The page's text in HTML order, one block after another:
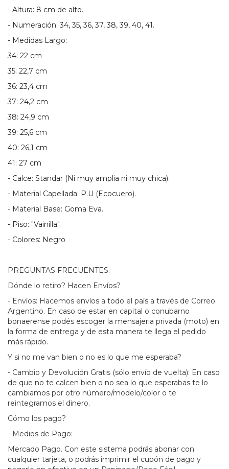
- Altura: 8 cm de alto.
- Numeración: 34, 35, 36, 37, 38, 39, 40, 41.
- Medidas Largo:
34: 22 cm
35: 22,7 cm
36: 23,4 cm
37: 24,2 cm
38: 24,9 cm
39: 25,6 cm
40: 26,1 cm
41: 27 cm
- Calce: Standar (Ni muy amplia ni muy chica).
- Material Capellada: P.U (Ecocuero).
- Material Base: Goma Eva.
- Piso: "Vainilla".
- Colores: Negro
PREGUNTAS FRECUENTES.
Dónde lo retiro? Hacen Envíos?
- Envíos: Hacemos envíos a todo el país a través de Correo
Argentino. En caso de estar en capital o conubarno
bonaerense podés escoger la mensajeria privada (moto) en
la forma de entrega y de esta manera te llega el pedido
más rápido.
Y si no me van bien o no es lo que me esperaba?
- Cambio y Devolución Gratis (sólo envío de vuelta): En caso
de que no te calcen bien o no sea lo que esperabas te lo
cambiamos por otro número/modelo/color o te
reintegramos el dinero.
Cómo los pago?
- Medios de Pago:
Mercado Pago. Con este sistema podrás abonar con
cualquier tarjeta, o podrás imprimir el cupón de pago y